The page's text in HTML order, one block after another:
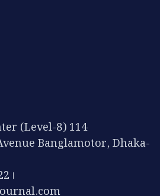
(Level-8) 114
Banglamotor, Dhaka-